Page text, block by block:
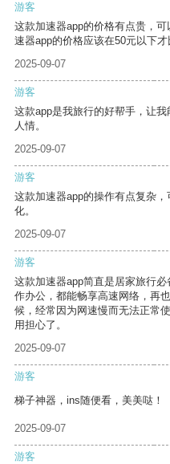
游客
这款加速器app的价格有点贵，
速器app的价格应该在50元以下才
2025-09-07
游客
这款app是我旅行的好帮手，让
人情。
2025-09-07
游客
这款加速器app的操作有点复杂
化。
2025-09-07
游客
这款加速器app简直是居家旅行
作办公，都能畅享高速网络，再
候，经常因为网速慢而无法正常
用担心了。
2025-09-07
游客
梯子神器，ins随便看，美美哒！
2025-09-07
游客